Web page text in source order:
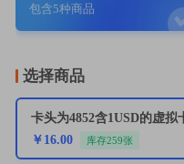
包含5种商品
选择商品
卡头为4852含1USD的虚
￥16.00 库存259张